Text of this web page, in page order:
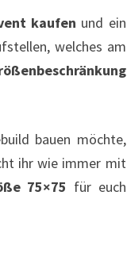
kaufen und ein
welches am
bauen möchte,
ihr wie immer mit
75×75 für euch